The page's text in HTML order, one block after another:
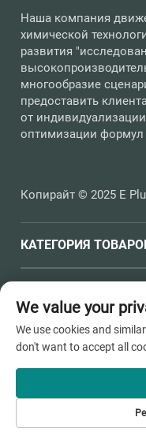
Наша компания
химической
развития
многообразие
предоставить
от
оптимизации формул
Копирайт © 2025 E
КАТЕГОРИЯ
КОНТАКТНАЯ
Office add : Улица
Пинху, город
Электронная почта:
+86-13736810910
We value your
We use cookies and
don't want to accept all